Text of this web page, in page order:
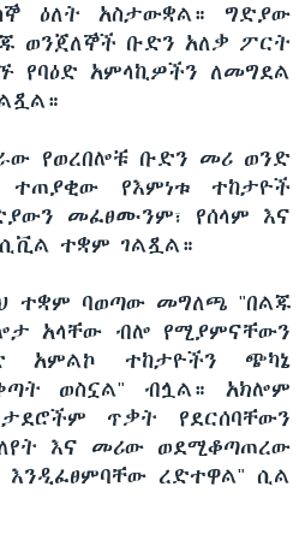
ዕለት አስታውቋል። ግድያው
ወንጀለኞች ቡድን አለቃ ፖርት
የባዕድ አምላኪዎችን ለመግደል
የወረበሎቹ ቡድን መሪ ወንድ
የእምነቱ ተከታዮች
መፈፀሙንም፣ የሰላም እና
ተቋም ገልጿል።
ተቋም ባወጣው መግለጫ "በልጁ
አላቸው ብሎ የሚያምናቸውን
አምልኮ ተከታዮችን ጭካኔ
ወስኗል" ብሏል። አክሎም
ጥቃት የደርሰባቸውን
እና መሪው ወደሚቆጣጠረው
ረድተዋል" ሲል